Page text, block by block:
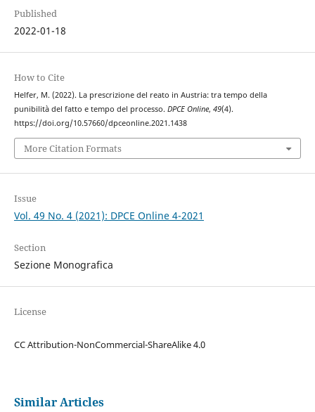
Published
2022-01-18
How to Cite
Helfer, M. (2022). La prescrizione del reato in Austria: tra tempo della
punibilità del fatto e tempo del processo. DPCE Online, 49(4).
https://doi.org/10.57660/dpceonline.2021.1438
More Citation Formats
Issue
Vol. 49 No. 4 (2021): DPCE Online 4-2021
Section
Sezione Monografica
License
CC Attribution-NonCommercial-ShareAlike 4.0
Similar Articles